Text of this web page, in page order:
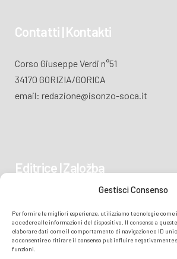
Gestisci Consenso
Per fornire le migliori esperienze, utilizziamo tecnologie come
accedere alle informazioni del dispositivo. Il consenso a
elaborare dati come il comportamento di navigazione o ID
acconsentire o ritirare il consenso può influire
funzioni.
Contatti | Kontakti
Corso Giuseppe Verdi n°51
34170 GORIZIA/GORICA
email: redazione@isonzo-soca.it
Editrice | Založba
34170 GORIZIA/GORICA